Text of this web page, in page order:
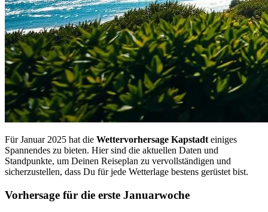
Für Januar 2025 hat die Wettervorhersage Kapstadt einiges
Spannendes zu bieten. Hier sind die aktuellen Daten und
Standpunkte, um Deinen Reiseplan zu vervollständigen und
sicherzustellen, dass Du für jede Wetterlage bestens gerüstet bist.
Vorhersage für die erste Januarwoche